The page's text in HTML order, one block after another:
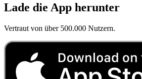
Lade die App herunter
Vertraut von über 500.000 Nutzern.